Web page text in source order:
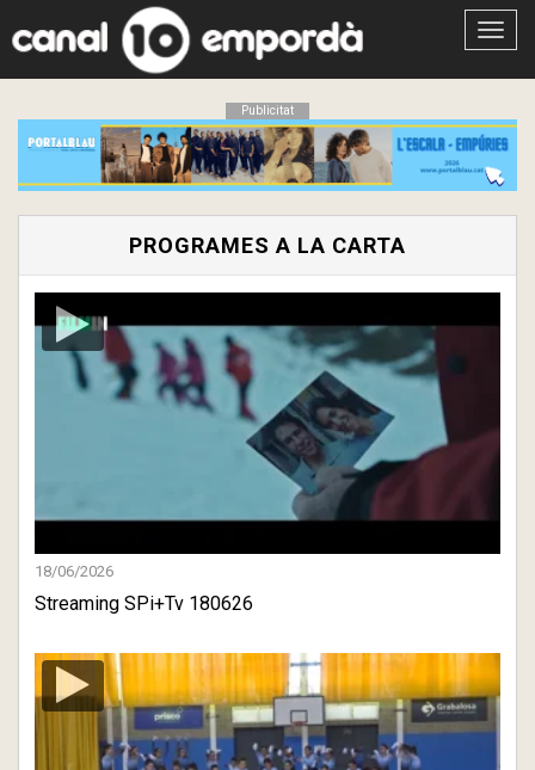
Obrir
Publicitat
PROGRAMES A LA CARTA
18/06/2026
Streaming SPi+Tv 180626